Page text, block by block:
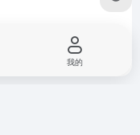
我的